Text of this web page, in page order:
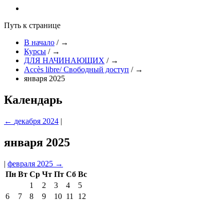
Путь к странице
В начало / →
Курсы / →
ДЛЯ НАЧИНАЮЩИХ / →
Accès libre/ Свободный доступ / →
января 2025
Календарь
← декабря 2024 |
января 2025
| февраля 2025 →
Пн Вт Ср Чт Пт Сб Вс
1
2 3 4
5
6
7 8 9 10 11
12